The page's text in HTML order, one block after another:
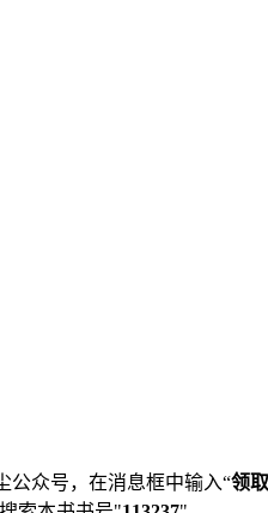
公众号，在消息框中输入“领